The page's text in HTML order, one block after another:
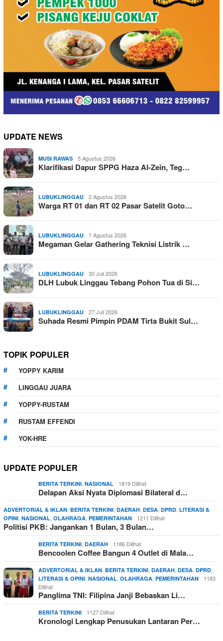
UPDATE NEWS
MUSI RAWAS 5 Agustus 2026
Klarifikasi Dapur SPPG Haza Al-Zein, Teg…
LUBUKLINGGAU 2 Agustus 2026
Warga RT 01 dan RT 02 Pasar Satelit Goto…
LUBUKLINGGAU 1 Agustus 2026
Megaman Gelar Gathering Teknisi Listrik …
LUBUKLINGGAU 30 Juli 2026
DLH Lubuk Linggau Tebang Pohon Tua di Si…
LUBUKLINGGAU 27 Juli 2026
Suhada Resmi Pimpin PDAM Tirta Bukit Sul…
TOPIK POPULER
YOPPY KARIM
LINGGAU JUARA
YOPPY-RUSTAM
RUSTAM EFFENDI
YOK-HRE
UPDATE POPULER
BERITA TERKINI, NASIONAL 1819 Dilihat
Delapan Aksi Nyata Diplomasi Bilateral d…
ADVERTORIAL & IKLAN, BERITA TERKINI, DAERAH, DESA, DPRD, LITERASI &
OPINI, NASIONAL, OLAHRAGA, PEMERINTAHAN 1211 Dilihat
Politisi PKB: Jangankan 1 Bulan, 3 Bulan…
BERITA TERKINI, DAERAH 1186 Dilihat
Bencoolen Coffee Bangun 4 Outlet di Mala…
ADVERTORIAL & IKLAN, BERITA TERKINI, DAERAH, DESA, DPRD,
LITERASI & OPINI, NASIONAL, OLAHRAGA, PEMERINTAHAN
1183
Dilihat
Panglima TNI: Filipina Janji Bebaskan Li…
BERITA TERKINI 1127 Dilihat
Kronologi Lengkap Penusukan Lantaran Per…